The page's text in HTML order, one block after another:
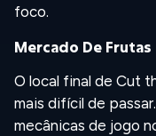
foco.
Mercado De Frutas
O local final de Cut
mais difícil de
mecânicas de jogo